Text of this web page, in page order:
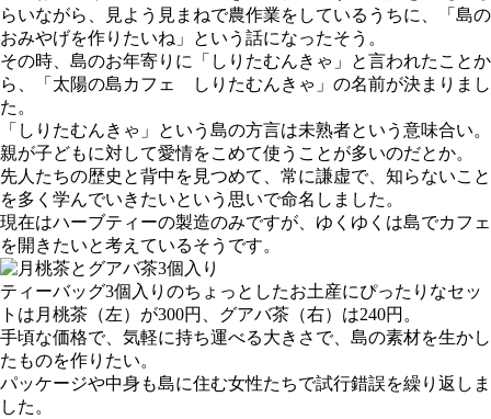
らいながら、見よう見まねで農作業をしているうちに、「島の
おみやげを作りたいね」という話になったそう。
その時、島のお年寄りに「しりたむんきゃ」と言われたことか
ら、「太陽の島カフェ しりたむんきゃ」の名前が決まりまし
た。
「しりたむんきゃ」という島の方言は未熟者という意味合い。
親が子どもに対して愛情をこめて使うことが多いのだとか。
先人たちの歴史と背中を見つめて、常に謙虚で、知らないこと
を多く学んでいきたいという思いで命名しました。
現在はハーブティーの製造のみですが、ゆくゆくは島でカフェ
を開きたいと考えているそうです。
ティーバッグ3個入りのちょっとしたお土産にぴったりなセッ
トは月桃茶（左）が300円、グアバ茶（右）は240円。
手頃な価格で、気軽に持ち運べる大きさで、島の素材を生かし
たものを作りたい。
パッケージや中身も島に住む女性たちで試行錯誤を繰り返しま
した。